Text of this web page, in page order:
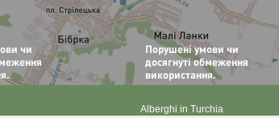
Alberghi in Turchia